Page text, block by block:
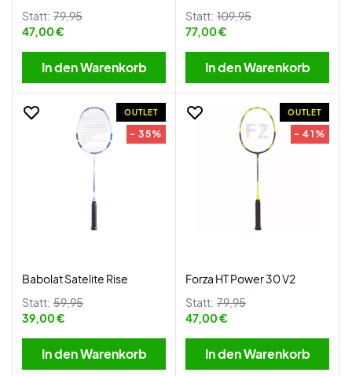
Statt: 79,95
47,00 €
In den Warenkorb
Statt: 109,95
77,00 €
In den Warenkorb
OUTLET
- 35%
Babolat Satelite Rise
Statt: 59,95
39,00 €
In den Warenkorb
OUTLET
- 41%
Forza HT Power 30 V2
Statt: 79,95
47,00 €
In den Warenkorb